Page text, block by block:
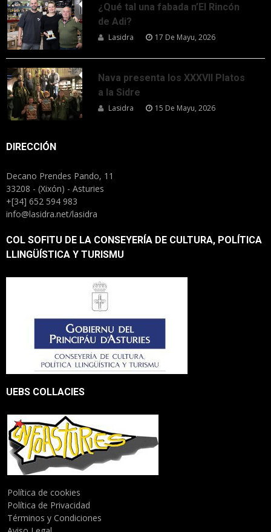
¿Qué tal una fabada n’El Rincón
de Adi?
Lasidra 17 De Mayu, 2026
Nava presenta los XXXVII Platos
a la Sidre
Lasidra 15 De Mayu, 2026
DIRECCIÓN
Decano Prendes Pando, 11
33208 - (Xixón) - Asturies
+[34] 652 594 983
info@lasidra.net/lasidra
COL SOFITU DE LA CONSEYERÍA DE CULTURA, POLÍTICA
LLINGÜÍSTICA Y TURISMU
UEBS COLLACIES
Política de cookies
Política de Privacidad
Términos y Condiciones